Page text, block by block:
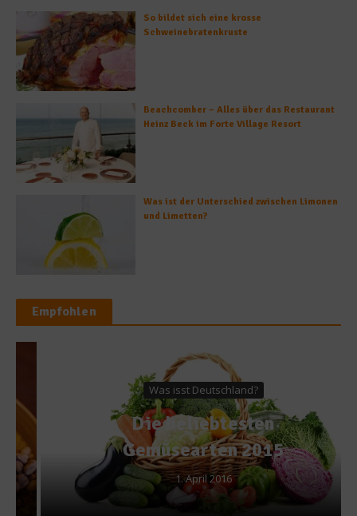
So bildet sich eine krosse
Schweinebratenkruste
Beachcomber – Alles über das Restaurant
Heinz Beck im Forte Village Resort
Was ist der Unterschied zwischen Limonen
und Limetten?
Empfohlen
Was isst Deutschland?
Die beliebtesten
Gemüsearten 2015
1. April 2016